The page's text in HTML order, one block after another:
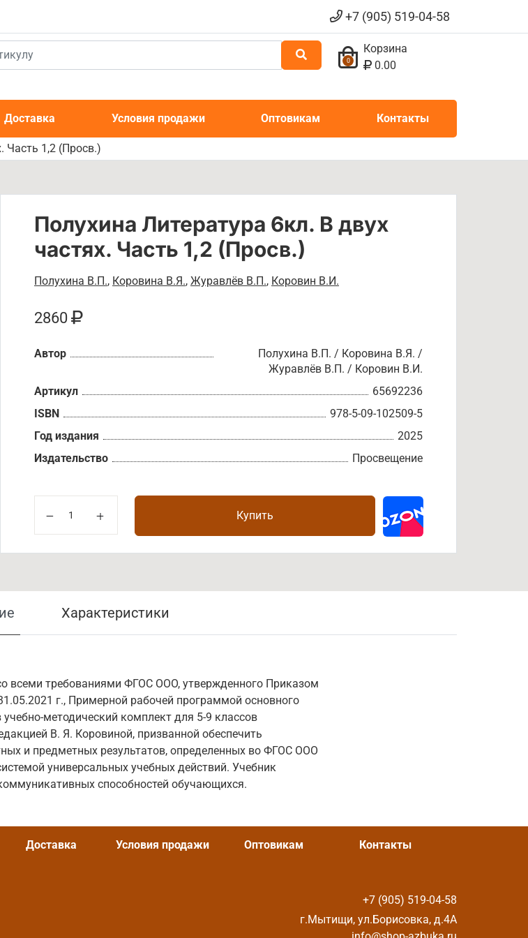
+7 (905) 519-04-58
0
Корзина
0.00
Доставка Условия продажи Оптовикам Контакты
Часть 1,2 (Просв.)
Полухина Литература 6кл. В двух
частях. Часть 1,2 (Просв.)
Полухина В.П., Коровина В.Я., Журавлёв В.П., Коровин В.И.
2860
Автор
Полухина В.П. / Коровина В.Я. /
Журавлёв В.П. / Коровин В.И.
Артикул
65692236
ISBN
978-5-09-102509-5
Год издания
2025
Издательство
Просвещение
Купить
Характеристики
всеми требованиями ФГОС ООО, утвержденного Приказом
г., Примерной рабочей программой основного
методический комплект для 5-9 классов
В. Я. Коровиной, призванной обеспечить
и предметных результатов, определенных во ФГОС ООО
универсальных учебных действий. Учебник
способностей обучающихся.
Доставка Условия продажи Оптовикам Контакты
+7 (905) 519-04-58
г.Мытищи, ул.Борисовка, д.4А